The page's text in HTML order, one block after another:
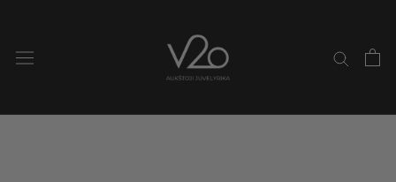
turinio